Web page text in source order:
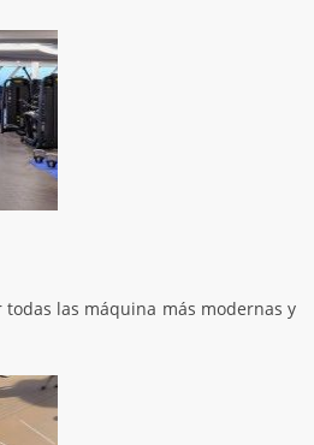
todas las máquina más modernas y